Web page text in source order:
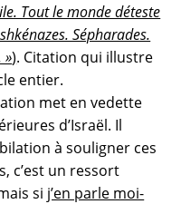
Tout le monde déteste
Sépharades.
»). Citation qui illustre
entier.
met en vedette
d’Israël. Il
à souligner ces
c’est un ressort
si j’en parle moi-